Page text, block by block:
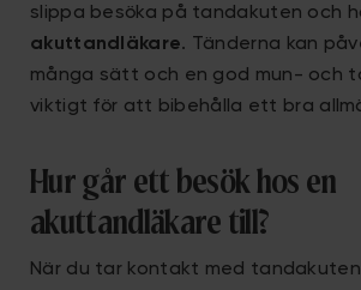
slippa besöka på tandakuten och
akuttandläkare. Tänderna kan
många sätt och en god mun- och
viktigt för att bibehålla ett bra
Hur går ett besök hos en
akuttandläkare till?
När du tar kontakt med